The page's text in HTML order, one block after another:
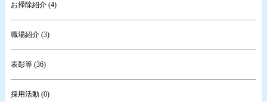
お掃除紹介 (4)
職場紹介 (3)
表彰等 (36)
採用活動 (0)